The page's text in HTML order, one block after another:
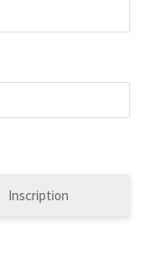
Inscription